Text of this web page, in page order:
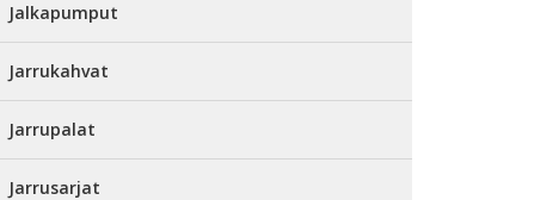
Jalkapumput
Jarrukahvat
Jarrupalat
Jarrusarjat